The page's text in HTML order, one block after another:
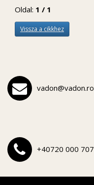
Oldal: 1 / 1
Vissza a cikkhez
vadon@vadon.ro
+40720 000 707